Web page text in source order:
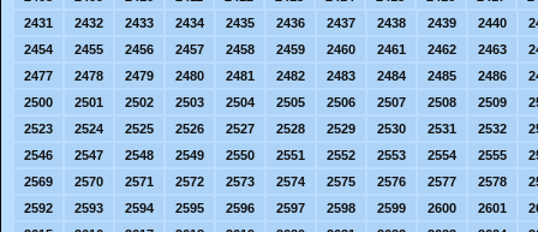
2431
2432 2433 2434 2435 2436 2437 2438 2439 2440
2454
2455 2456 2457 2458 2459 2460 2461 2462 2463
2477
2478 2479 2480 2481 2482 2483 2484 2485 2486
2500
2501 2502 2503 2504 2505 2506 2507 2508 2509
2523
2524 2525 2526 2527 2528 2529 2530 2531 2532
2546
2547 2548 2549 2550 2551 2552 2553 2554 2555
2569
2570 2571 2572 2573 2574 2575 2576 2577 2578
2592
2593 2594 2595 2596 2597 2598 2599 2600 2601